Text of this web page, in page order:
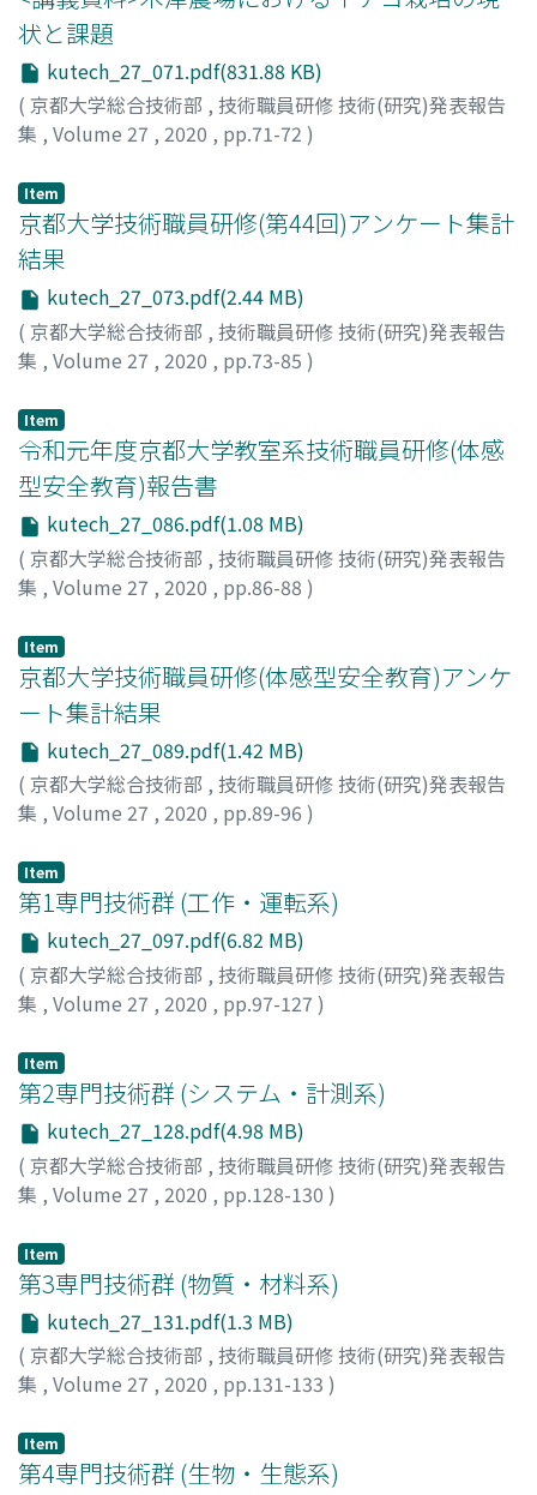
状と課題
kutech_27_071.pdf(831.88 KB)
( 京都大学総合技術部 , 技術職員研修 技術(研究)発表報告
集 , Volume 27 , 2020 , pp.71-72 )
Item
京都大学技術職員研修(第44回)アンケート集計
結果
kutech_27_073.pdf(2.44 MB)
( 京都大学総合技術部 , 技術職員研修 技術(研究)発表報告
集 , Volume 27 , 2020 , pp.73-85 )
Item
令和元年度京都大学教室系技術職員研修(体感
型安全教育)報告書
kutech_27_086.pdf(1.08 MB)
( 京都大学総合技術部 , 技術職員研修 技術(研究)発表報告
集 , Volume 27 , 2020 , pp.86-88 )
Item
京都大学技術職員研修(体感型安全教育)アンケ
ート集計結果
kutech_27_089.pdf(1.42 MB)
( 京都大学総合技術部 , 技術職員研修 技術(研究)発表報告
集 , Volume 27 , 2020 , pp.89-96 )
Item
第1専門技術群 (工作・運転系)
kutech_27_097.pdf(6.82 MB)
( 京都大学総合技術部 , 技術職員研修 技術(研究)発表報告
集 , Volume 27 , 2020 , pp.97-127 )
Item
第2専門技術群 (システム・計測系)
kutech_27_128.pdf(4.98 MB)
( 京都大学総合技術部 , 技術職員研修 技術(研究)発表報告
集 , Volume 27 , 2020 , pp.128-130 )
Item
第3専門技術群 (物質・材料系)
kutech_27_131.pdf(1.3 MB)
( 京都大学総合技術部 , 技術職員研修 技術(研究)発表報告
集 , Volume 27 , 2020 , pp.131-133 )
Item
第4専門技術群 (生物・生態系)